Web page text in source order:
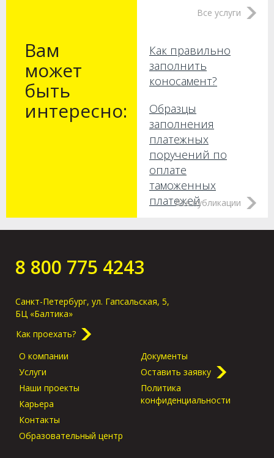
Все услуги
Вам
может
быть
интересно:
Как правильно
заполнить
коносамент?
Образцы
заполнения
платежных
поручений по
оплате
таможенных
платежей
Как получить груз
Все публикации
8 800 775 4243
Санкт-Петербург, ул. Гапсальская, 5,
БЦ «Балтика»
Как проехать?
О компании
Услуги
Наши проекты
Карьера
Контакты
Образовательный центр
Документы
Оставить заявку
Политика
конфиденциальности